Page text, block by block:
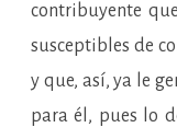
contribuyente
susceptibles de
y que, así, ya le
para él, pues lo